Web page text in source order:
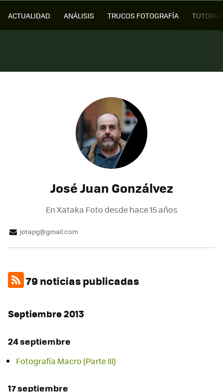
ACTUALIDAD ANÁLISIS TRUCOS FOTOGRAFÍA
José Juan Gonzálvez
En Xataka Foto desdehace 15 años
jotapg@gmail.com
79 noticias publicadas
Septiembre 2013
24 septiembre
Fotografía Macro (Parte III)
17 septiembre